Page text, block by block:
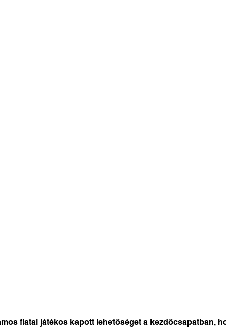
fiatal játékos kapott lehetőséget a kezdőcsapatban,